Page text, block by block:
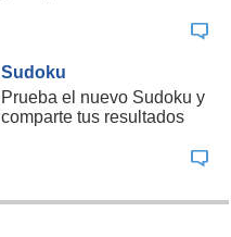
Sudoku
Prueba el nuevo Sudoku y
comparte tus resultados